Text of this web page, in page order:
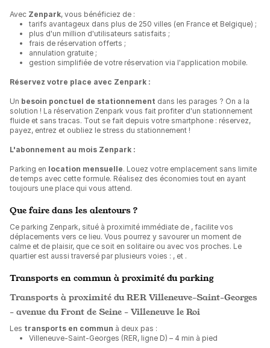
Avec Zenpark, vous bénéficiez de :
tarifs avantageux dans plus de 250 villes (en France et Belgique) ;
plus d'un million d'utilisateurs satisfaits ;
frais de réservation offerts ;
annulation gratuite ;
gestion simplifiée de votre réservation via l'application mobile.
Réservez votre place avec Zenpark :
Un besoin ponctuel de stationnement dans les parages ? On a la
solution ! La réservation Zenpark vous fait profiter d'un stationnement
fluide et sans tracas. Tout se fait depuis votre smartphone : réservez,
payez, entrez et oubliez le stress du stationnement !
L'abonnement au mois Zenpark :
Parking en location mensuelle. Louez votre emplacement sans limite
de temps avec cette formule. Réalisez des économies tout en ayant
toujours une place qui vous attend.
Que faire dans les alentours ?
Ce parking Zenpark, situé à proximité immédiate de , facilite vos
déplacements vers ce lieu. Vous pourrez y savourer un moment de
calme et de plaisir, que ce soit en solitaire ou avec vos proches. Le
quartier est aussi traversé par plusieurs voies : , et .
Transports en commun à proximité du parking
Transports à proximité du RER Villeneuve-Saint-Georges
- avenue du Front de Seine - Villeneuve le Roi
Les transports en commun à deux pas :
Villeneuve-Saint-Georges (RER, ligne D) – 4 min à pied